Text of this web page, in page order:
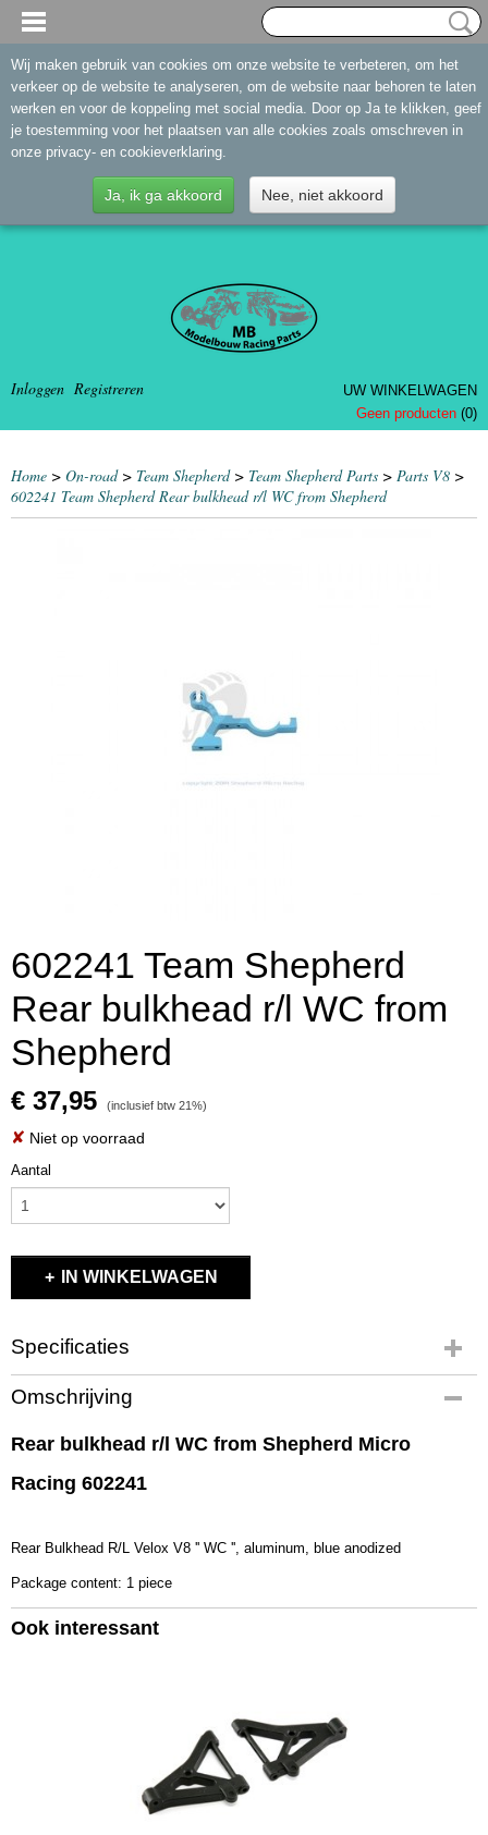
Inloggen Registreren
UW WINKELWAGEN
Geen producten (0)
Home > On-road> Team Shepherd> Team Shepherd Parts > Parts V8 >
602241 Team Shepherd Rear bulkhead r/l WC from Shepherd
602241 Team Shepherd
Rear bulkhead r/l WC from
Shepherd
€ 37,95 (inclusief btw 21%)
✘ Niet op voorraad
Aantal
IN WINKELWAGEN
Specificaties
Productcode
602241
EAN code
Productcode leverancier
0,20 Kg
Omschrijving
Rear bulkhead r/l WC from Shepherd Micro
Racing 602241
Rear Bulkhead R/L Velox V8 '' WC '', aluminum, blue anodized
Package content: 1 piece
Ook interessant
Wij maken gebruik van cookies om onze website te verbeteren, om het
verkeer op de website te analyseren, om de website naar behoren te laten
werken en voor de koppeling met social media. Door op Ja te klikken, geef
je toestemming voor het plaatsen van alle cookies zoals omschreven in
onze privacy- en cookieverklaring.
Ja, ik ga akkoord Nee, niet akkoord